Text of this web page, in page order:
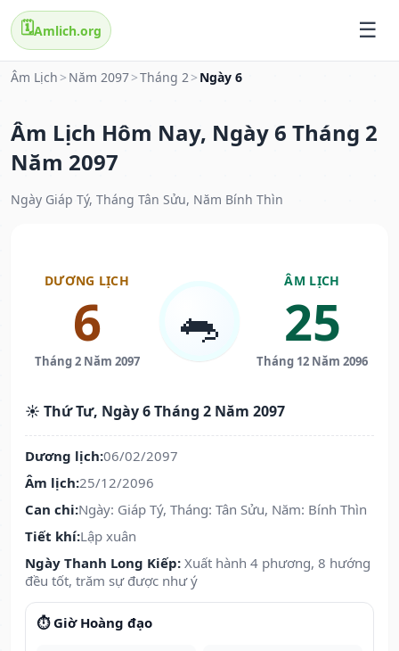
🗓️Amlich.org
Âm Lịch > Năm 2097>Tháng 2> Ngày 6
Âm Lịch Hôm Nay, Ngày 6 Tháng 2
Năm 2097
Ngày Giáp Tý, Tháng Tân Sửu, Năm Bính Thìn
DƯƠNG LỊCH
6
Tháng 2 Năm 2097
🐀
ÂM LỊCH
25
Tháng 12 Năm 2096
☀️ Thứ Tư, Ngày 6 Tháng 2 Năm 2097
Dương lịch:06/02/2097
Âm lịch:25/12/2096
Can chi:Ngày: Giáp Tý, Tháng: Tân Sửu, Năm: Bính Thìn
Tiết khí:Lập xuân
Ngày Thanh Long Kiếp: Xuất hành 4 phương, 8 hướng
đều tốt, trăm sự được như ý
⏱️ Giờ Hoàng đạo